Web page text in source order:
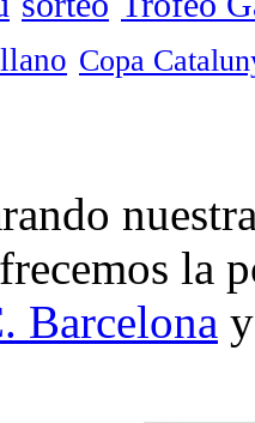
Copa
la
Barcelona